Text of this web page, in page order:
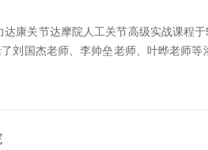
康关节达摩院人工关节高级实战课程
刘国杰老师、李帅垒老师、叶晔老师等
地的学员传经送宝、答疑解惑。